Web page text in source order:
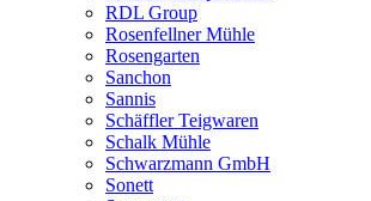
RDL Group
Rosenfellner Mühle
Rosengarten
Sanchon
Sannis
Schäffler Teigwaren
Schalk Mühle
Schwarzmann GmbH
Sonett